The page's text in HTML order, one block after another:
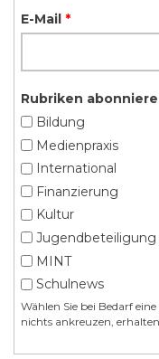
E-Mail *
Rubriken
Bildung
Medienpraxis
International
Finanzierung
Kultur
Jugendbeteiligung
MINT
Schulnews
Wählen Sie bei Bedarf
nichts ankreuzen,